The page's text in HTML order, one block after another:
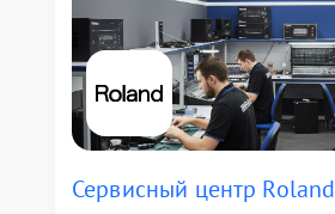
Сервисный центр Roland